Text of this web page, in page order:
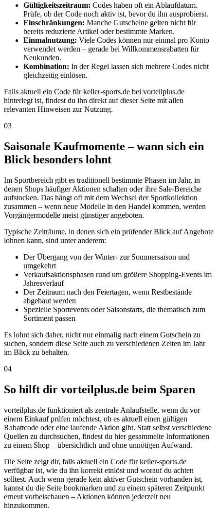
Gültigkeitszeitraum: Codes haben oft ein Ablaufdatum.
Prüfe, ob der Code noch aktiv ist, bevor du ihn ausprobierst.
Einschränkungen: Manche Gutscheine gelten nicht für
bereits reduzierte Artikel oder bestimmte Marken.
Einmalnutzung: Viele Codes können nur einmal pro Konto
verwendet werden – gerade bei Willkommensrabatten für
Neukunden.
Kombination: In der Regel lassen sich mehrere Codes nicht
gleichzeitig einlösen.
Falls aktuell ein Code für keller-sports.de bei vorteilplus.de
hinterlegt ist, findest du ihn direkt auf dieser Seite mit allen
relevanten Hinweisen zur Nutzung.
03
Saisonale Kaufmomente – wann sich ein
Blick besonders lohnt
Im Sportbereich gibt es traditionell bestimmte Phasen im Jahr, in
denen Shops häufiger Aktionen schalten oder ihre Sale-Bereiche
aufstocken. Das hängt oft mit dem Wechsel der Sportkollektion
zusammen – wenn neue Modelle in den Handel kommen, werden
Vorgängermodelle meist günstiger angeboten.
Typische Zeiträume, in denen sich ein prüfender Blick auf Angebote
lohnen kann, sind unter anderem:
Der Übergang von der Winter- zur Sommersaison und
umgekehrt
Verkaufsaktionsphasen rund um größere Shopping-Events im
Jahresverlauf
Der Zeitraum nach den Feiertagen, wenn Restbestände
abgebaut werden
Spezielle Sportevents oder Saisonstarts, die thematisch zum
Sortiment passen
Es lohnt sich daher, nicht nur einmalig nach einem Gutschein zu
suchen, sondern diese Seite auch zu verschiedenen Zeiten im Jahr
im Blick zu behalten.
04
So hilft dir vorteilplus.de beim Sparen
vorteilplus.de funktioniert als zentrale Anlaufstelle, wenn du vor
einem Einkauf prüfen möchtest, ob es aktuell einen gültigen
Rabattcode oder eine laufende Aktion gibt. Statt selbst verschiedene
Quellen zu durchsuchen, findest du hier gesammelte Informationen
zu einem Shop – übersichtlich und ohne unnötigen Aufwand.
Die Seite zeigt dir, falls aktuell ein Code für keller-sports.de
verfügbar ist, wie du ihn korrekt einlöst und worauf du achten
solltest. Auch wenn gerade kein aktiver Gutschein vorhanden ist,
kannst du die Seite bookmarken und zu einem späteren Zeitpunkt
erneut vorbeischauen – Aktionen können jederzeit neu
hinzukommen.